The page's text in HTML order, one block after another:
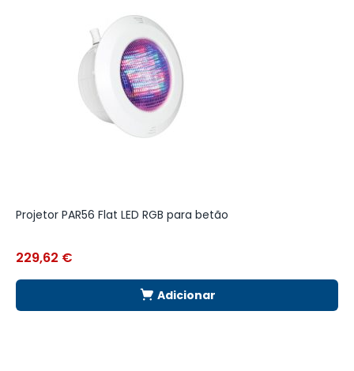
Projetor PAR56 Flat LED RGB para betão
229,62 €
Adicionar